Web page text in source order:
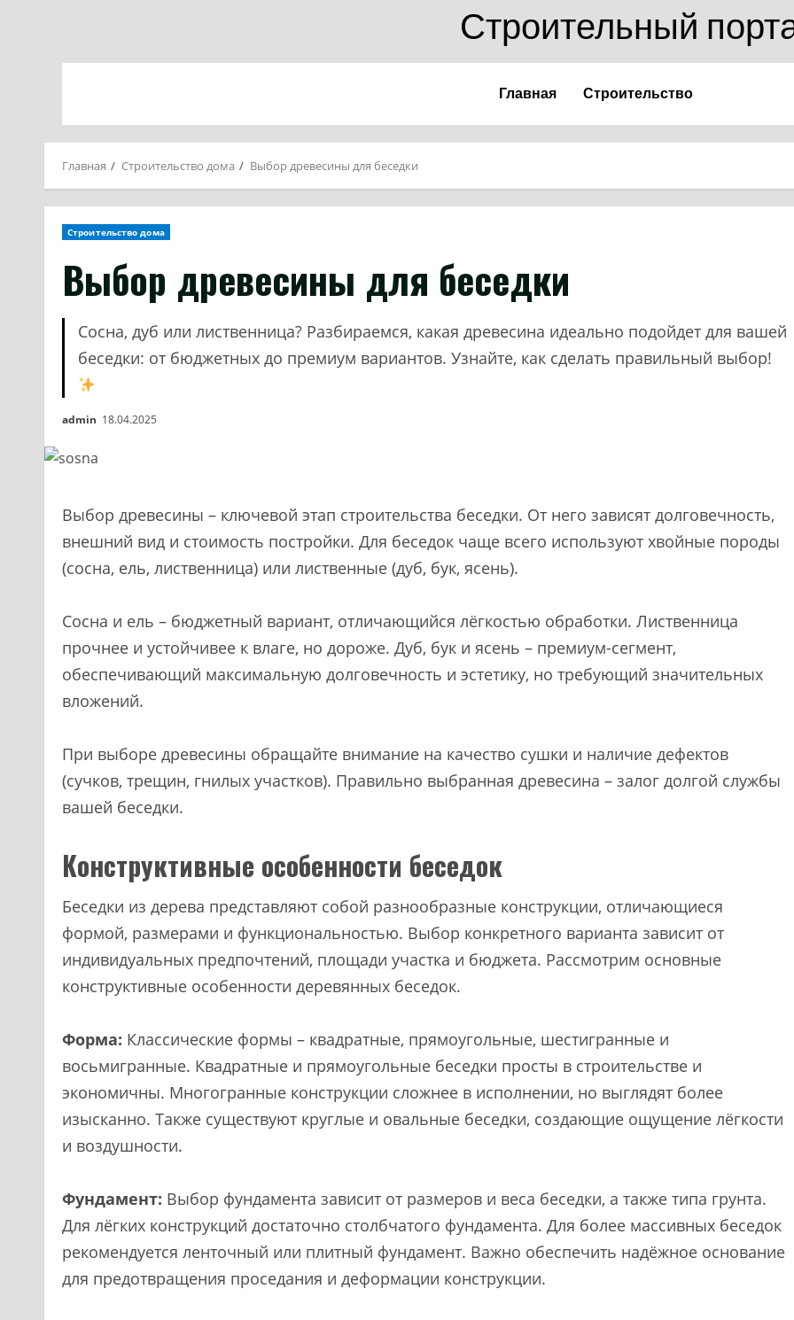
Строительный
Главная Строительство
Главная Строительство дома Выбор древесины для беседки
Строительство дома
Выбор древесины для беседки
Сосна, дуб или лиственница? Разбираемся, какая древесина идеально подойдет для вашей
беседки: от бюджетных до премиум вариантов. Узнайте, как сделать правильный выбор!
admin 18.04.2025
Выбор древесины – ключевой этап строительства беседки. От него зависят долговечность,
внешний вид и стоимость постройки. Для беседок чаще всего используют хвойные породы
(сосна, ель, лиственница) или лиственные (дуб, бук, ясень).
Сосна и ель – бюджетный вариант, отличающийся лёгкостью обработки. Лиственница
прочнее и устойчивее к влаге, но дороже. Дуб, бук и ясень – премиум-сегмент,
обеспечивающий максимальную долговечность и эстетику, но требующий значительных
вложений.
При выборе древесины обращайте внимание на качество сушки и наличие дефектов
(сучков, трещин, гнилых участков). Правильно выбранная древесина – залог долгой службы
вашей беседки.
Конструктивные особенности беседок
Беседки из дерева представляют собой разнообразные конструкции, отличающиеся
формой, размерами и функциональностью. Выбор конкретного варианта зависит от
индивидуальных предпочтений, площади участка и бюджета. Рассмотрим основные
конструктивные особенности деревянных беседок.
Форма: Классические формы – квадратные, прямоугольные, шестигранные и
восьмигранные. Квадратные и прямоугольные беседки просты в строительстве и
экономичны. Многогранные конструкции сложнее в исполнении, но выглядят более
изысканно. Также существуют круглые и овальные беседки, создающие ощущение лёгкости
и воздушности.
Фундамент: Выбор фундамента зависит от размеров и веса беседки, а также типа грунта.
Для лёгких конструкций достаточно столбчатого фундамента. Для более массивных беседок
рекомендуется ленточный или плитный фундамент. Важно обеспечить надёжное основание
для предотвращения проседания и деформации конструкции.